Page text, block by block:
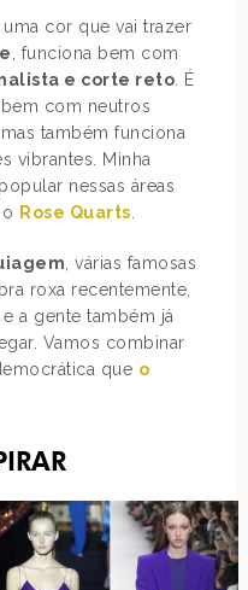
uma cor que vai trazer
, funciona bem com
e corte reto . É
com neutros
também funciona
vibrantes. Minha
nessas áreas
Rose Quarts
, várias famosas
roxa recentemente,
e a gente também já
Vamos combinar
que o